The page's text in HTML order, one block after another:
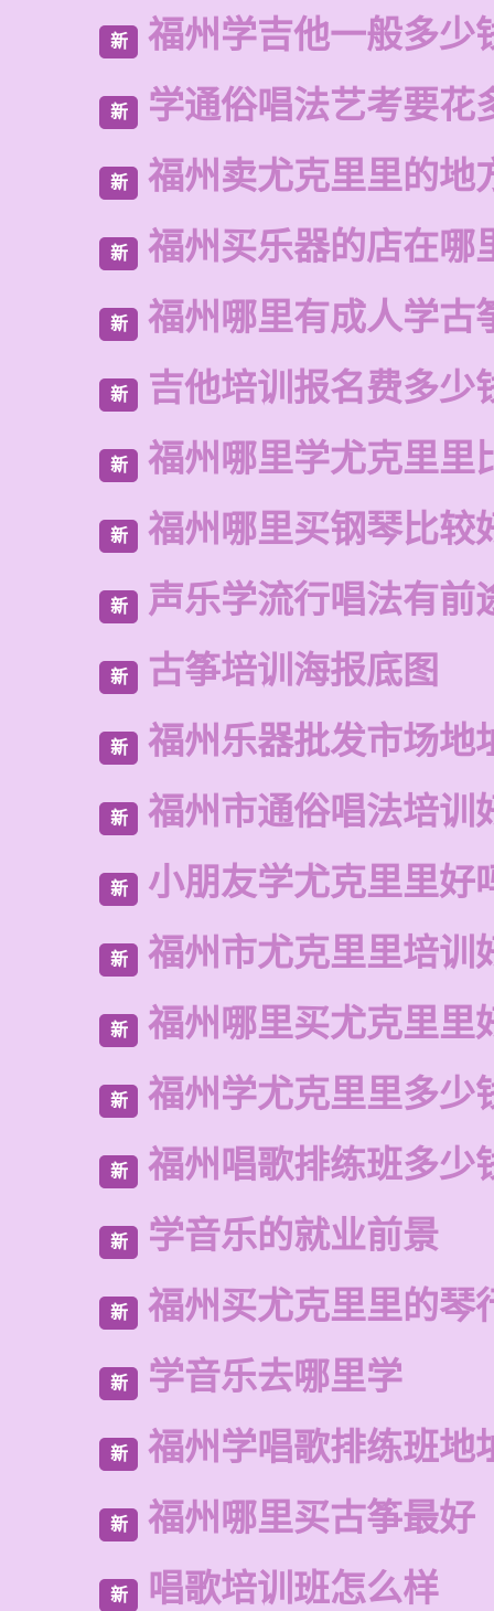
新 福州学吉他一般多少
新 学通俗唱法艺考要花
新 福州卖尤克里里的地
新 福州买乐器的店在哪
新 福州哪里有成人学古
新 吉他培训报名费多少
新 福州哪里学尤克里里
新 福州哪里买钢琴比较
新 声乐学流行唱法有前
新 古筝培训海报底图
新 福州乐器批发市场地
新 福州市通俗唱法培训
新 小朋友学尤克里里好
新 福州市尤克里里培训
新 福州哪里买尤克里里
新 福州学尤克里里多少
新 福州唱歌排练班多少
新 学音乐的就业前景
新 福州买尤克里里的琴
新 学音乐去哪里学
新 福州学唱歌排练班地
新 福州哪里买古筝最好
新 唱歌培训班怎么样